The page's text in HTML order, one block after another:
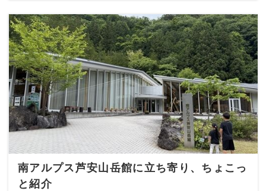
南アルプス芦安山岳館に立ち寄り、ちょこっ
と紹介